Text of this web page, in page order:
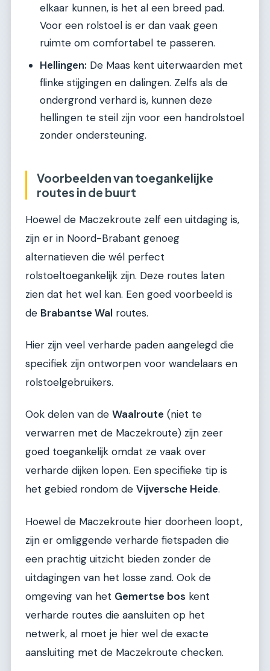
elkaar kunnen, is het al een breed pad.
Voor een rolstoel is er dan vaak geen
ruimte om comfortabel te passeren.
Hellingen: De Maas kent uiterwaarden met
flinke stijgingen en dalingen. Zelfs als de
ondergrond verhard is, kunnen deze
hellingen te steil zijn voor een handrolstoel
zonder ondersteuning.
Voorbeelden van toegankelijke
routes in de buurt
Hoewel de Maczekroute zelf een uitdaging is,
zijn er in Noord-Brabant genoeg
alternatieven die wél perfect
rolstoeltoegankelijk zijn. Deze routes laten
zien dat het wel kan. Een goed voorbeeld is
de Brabantse Wal routes.
Hier zijn veel verharde paden aangelegd die
specifiek zijn ontworpen voor wandelaars en
rolstoelgebruikers.
Ook delen van de Waalroute (niet te
verwarren met de Maczekroute) zijn zeer
goed toegankelijk omdat ze vaak over
verharde dijken lopen. Een specifieke tip is
het gebied rondom de Vijversche Heide.
Hoewel de Maczekroute hier doorheen loopt,
zijn er omliggende verharde fietspaden die
een prachtig uitzicht bieden zonder de
uitdagingen van het losse zand. Ook de
omgeving van het Gemertse bos kent
verharde routes die aansluiten op het
netwerk, al moet je hier wel de exacte
aansluiting met de Maczekroute checken.